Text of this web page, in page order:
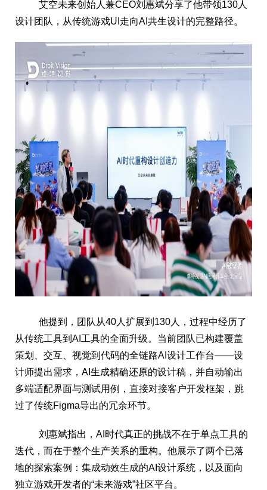
艾空未来创始人兼CEO刘惠斌分享了他带领130人
设计团队，从传统游戏UI走向AI共生设计的完整路径。
他提到，团队从40人扩展到130人，过程中经历了
从传统工具到AI工具的全面升级。当前团队已构建覆盖
策划、交互、视觉到代码的全链路AI设计工作台——设
计师提出需求，AI生成精确还原的设计稿，并自动输出
多端适配界面与测试用例，直接对接客户开发框架，跳
过了传统Figma导出的冗余环节。
刘惠斌指出，AI时代真正的挑战不在于单点工具的
迭代，而在于整个生产关系的重构。他展示了两个已落
地的探索案例：集成动效生成的AI设计系统，以及面向
独立游戏开发者的“未来游戏”社区平台。